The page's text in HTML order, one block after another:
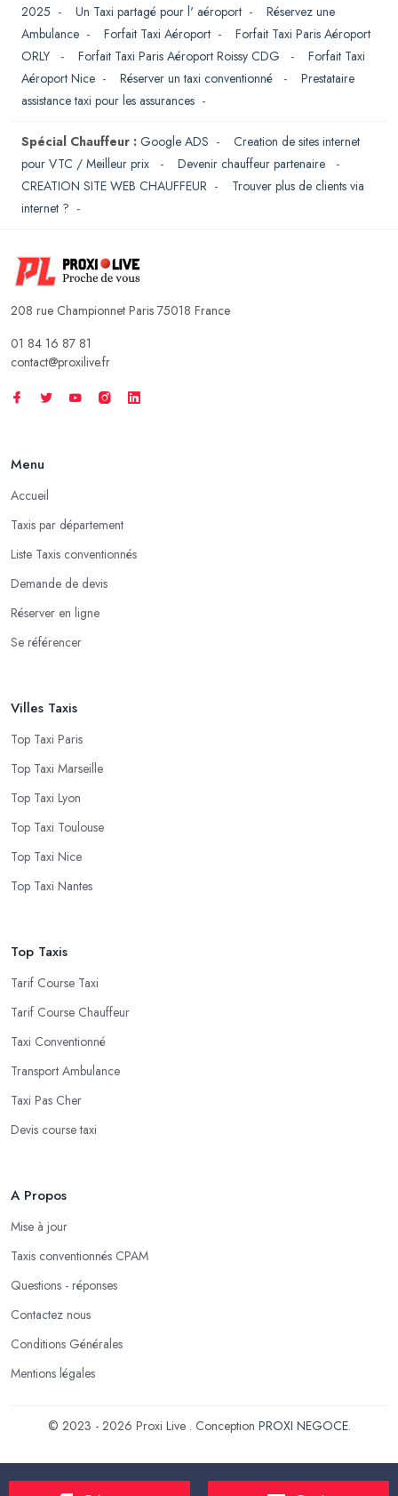
2025 - Un Taxi partagé pour l' aéroport - Réservez une
Ambulance - Forfait Taxi Aéroport - Forfait Taxi Paris Aéroport
ORLY
- Forfait Taxi Paris Aéroport Roissy CDG - Forfait Taxi
Aéroport Nice - Réserver un taxi conventionné - Prestataire
assistance taxi pour les assurances -
Spécial Chauffeur : Google ADS - Creation de sites internet
pour VTC / Meilleur prix
- Devenir chauffeur partenaire
-
CREATION SITE WEB CHAUFFEUR - Trouver plus de clients via
internet ? -
208 rue Championnet Paris 75018 France
01 84 16 87 81
contact@proxilive.fr
Menu
Accueil
Taxis par département
Liste Taxis conventionnés
Demande de devis
Réserver en ligne
Se référencer
Villes Taxis
Top Taxi Paris
Top Taxi Marseille
Top Taxi Lyon
Top Taxi Toulouse
Top Taxi Nice
Top Taxi Nantes
Top Taxis
Tarif Course Taxi
Tarif Course Chauffeur
Taxi Conventionné
Transport Ambulance
Taxi Pas Cher
Devis course taxi
A Propos
Mise à jour
Taxis conventionnés CPAM
Questions - réponses
Contactez nous
Conditions Générales
Mentions légales
© 2023 - 2026 Proxi Live . Conception PROXI NEGOCE.